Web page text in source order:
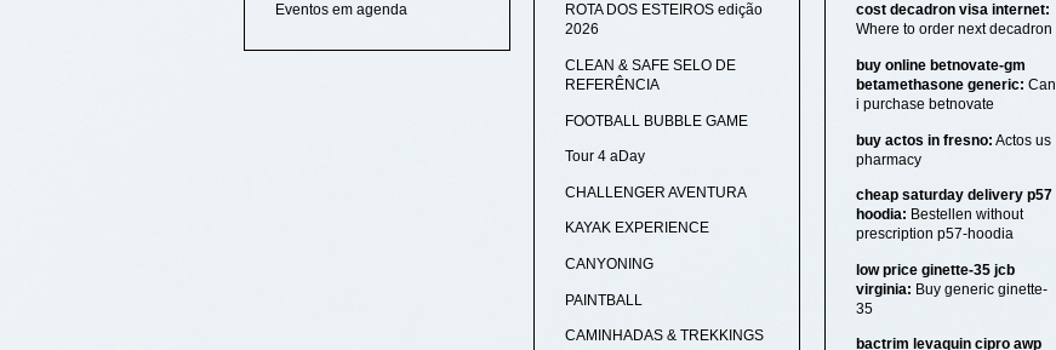
Eventos em agenda
ROTA DOS ESTEIROS edição
2026
CLEAN & SAFE SELO DE
REFERÊNCIA
FOOTBALL BUBBLE GAME
Tour 4 aDay
CHALLENGER AVENTURA
KAYAK EXPERIENCE
CANYONING
PAINTBALL
CAMINHADAS & TREKKINGS
cost decadron visa internet:
Where to order next decadron
buy online betnovate-gm
betamethasone generic: Can
i purchase betnovate
buy actos in fresno: Actos us
pharmacy
cheap saturday delivery p57
hoodia: Bestellen without
prescription p57-hoodia
low price ginette-35 jcb
virginia: Buy generic ginette-
35
bactrim levaquin cipro awp